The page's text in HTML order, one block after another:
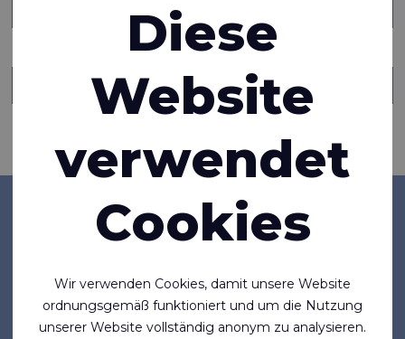
Firma
Neuigkeiten
Normen & Standards
Diese
Website
verwendet
Cookies
Wir verwenden Cookies, damit unsere Website
ordnungsgemäß funktioniert und um die Nutzung
unserer Website vollständig anonym zu analysieren.